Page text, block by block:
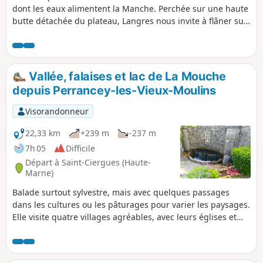
dont les eaux alimentent la Manche. Perchée sur une haute
butte détachée du plateau, Langres nous invite à flâner sur
habituel.
Vallée, falaises et lac de La Mouche
depuis Perrancey-les-Vieux-Moulins
Visorandonneur
22,33 km
+239 m
-237 m
7h 05
Difficile
Départ à Saint-Ciergues (Haute-
Marne)
Balade surtout sylvestre, mais avec quelques passages
dans les cultures ou les pâturages pour varier les paysages.
Elle visite quatre villages agréables, avec leurs églises et
niques aménagés. Elle permet de profiter des vues sur le
Lac de la Mouche, et de serpenter au pied de falaises, par